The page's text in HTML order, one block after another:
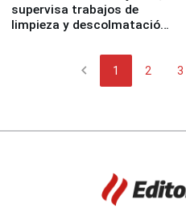
supervisa trabajos de
limpieza y descolmatación
chevron_left 1 2 3